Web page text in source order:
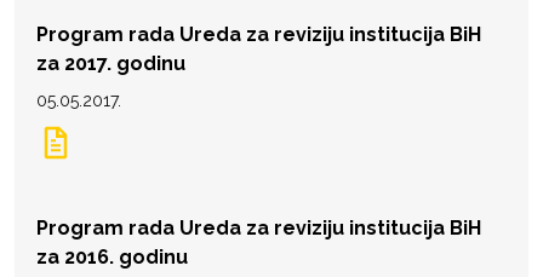
Program rada Ureda za reviziju institucija BiH
za 2017. godinu
05.05.2017.
Program rada Ureda za reviziju institucija BiH
za 2016. godinu